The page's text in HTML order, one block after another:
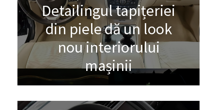
Detailingul tapițeriei
din piele dă un look
nou interiorului
mașinii